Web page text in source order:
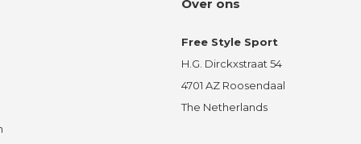
Over ons
Free Style Sport
H.G. Dirckxstraat 54
4701 AZ Roosendaal
The Netherlands